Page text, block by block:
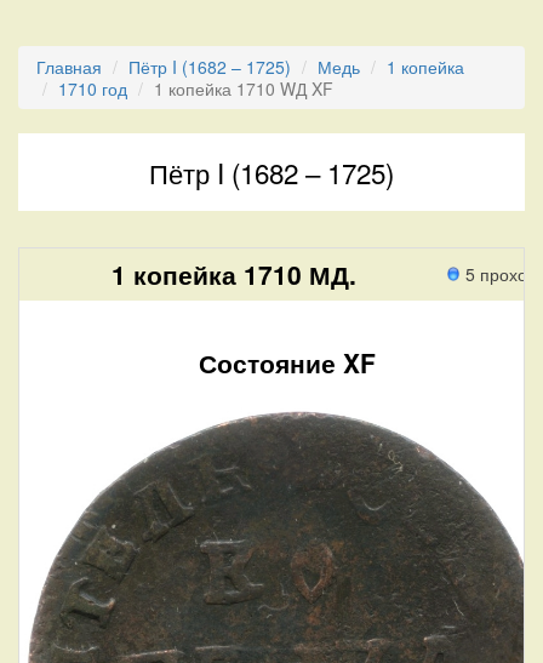
Главная Пётр I (1682 – 1725) Медь
1 копейка
1710 год
1 копейка 1710 WД XF
Пётр I (1682 – 1725)
5
1 копейка 1710 МД.
Состояние XF